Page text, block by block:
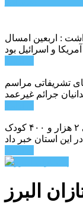
: اربعین امسال
تشریفاتی مراسم
جرائم غیرعمد
مدیر کل بهزیستی استان البرز از شناسایی ۲ هزار و ۴۰۰ کودک
البرز